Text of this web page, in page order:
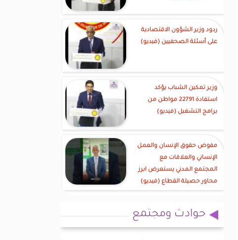
ردود وزير الشؤون الاقتصادية
على أسئلة الصحفيين (فيديو)
وزير تمكين الشباب يؤكد
استفادة 22791 مواطن من
برامج التشغيل (فيديو)
مفوض حقوق الإنسان والعمل
الإنساني والعلاقات مع
المجتمع المدني يستعرض ابرز
محاور حصيلة القطاع (فيديو)
حوادث ومجتمع